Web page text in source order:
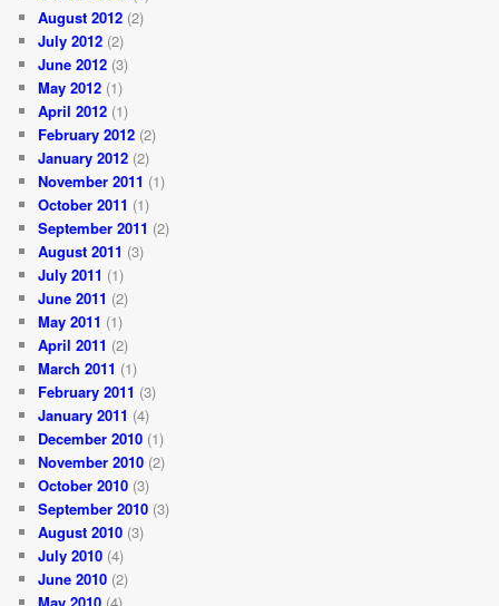
August 2012 (2)
July 2012 (2)
June 2012 (3)
May 2012 (1)
April 2012 (1)
February 2012 (2)
January 2012 (2)
November 2011 (1)
October 2011 (1)
September 2011 (2)
August 2011 (3)
July 2011 (1)
June 2011 (2)
May 2011 (1)
April 2011 (2)
March 2011 (1)
February 2011 (3)
January 2011 (4)
December 2010 (1)
November 2010 (2)
October 2010 (3)
September 2010 (3)
August 2010 (3)
July 2010 (4)
June 2010 (2)